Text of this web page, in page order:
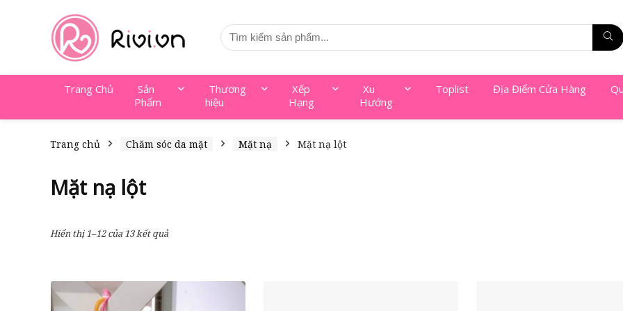
Trang Chủ
Sản
Phẩm
Thương
hiệu
Xếp
Hạng
Xu
Hướng
Toplist Địa Điểm Cửa Hàng
Trang chủ Chăm sóc da mặt Mặt nạ Mặt nạ lột
Mặt nạ lột
Hiển thị 1–12 của 13 kết quả